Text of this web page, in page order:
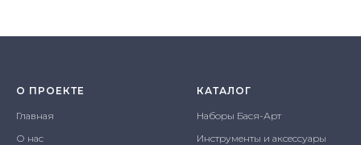
О ПРОЕКТЕ
Главная
О нас
КАТАЛОГ
Наборы Бася-Арт
Инструменты и аксессуары